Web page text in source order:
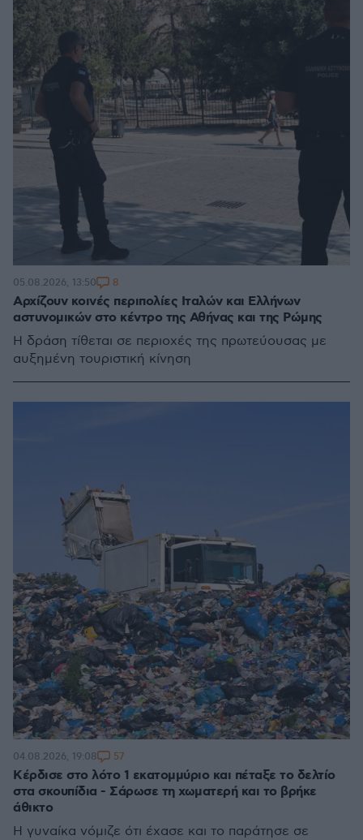
Αρχίζουν κοινές περιπολίες Ιταλών και Ελλήνων
αστυνομικών στο κέντρο της Αθήνας και της Ρώμης
Η δράση τίθεται σε περιοχές της πρωτεύουσας με
αυξημένη τουριστική κίνηση
05.08.2026, 13:50 8
Κέρδισε στο λότο 1 εκατομμύριο και πέταξε το δελτίο
στα σκουπίδια - Σάρωσε τη χωματερή και το βρήκε
άθικτο
Η γυναίκα νόμιζε ότι έχασε και το παράτησε σε
04.08.2026, 19:08 57